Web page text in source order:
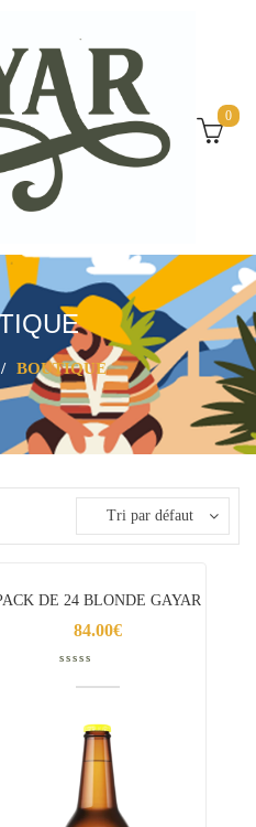
0
/ BOUTIQUE
Tri par défaut
DE 24 BLONDE GAYAR
84.00€